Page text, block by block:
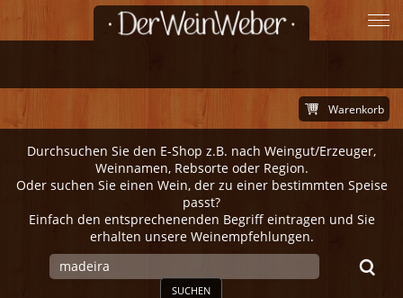
Durchsuchen Sie den E-Shop z.B. nach Weingut/Erzeuger,
Weinnamen, Rebsorte oder Region.
Oder suchen Sie einen Wein, der zu einer bestimmten Speise
passt?
Einfach den entsprechenenden Begriff eintragen und Sie
erhalten unsere Weinempfehlungen.
SUCHEN
Warenkorb